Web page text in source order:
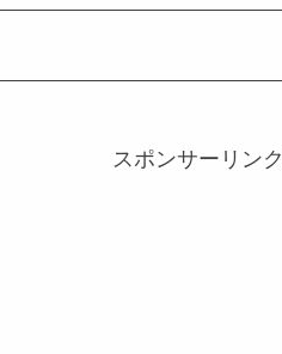
スポンサーリンク